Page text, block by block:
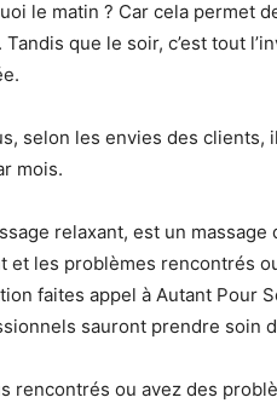
le matin ? Car cela permet
Tandis que le soir, c’est tout
selon les envies des clients,
mois.
relaxant, est un
et les problèmes rencontrés
faites appel à Autant Pour
sauront prendre soin
rencontrés ou avez des